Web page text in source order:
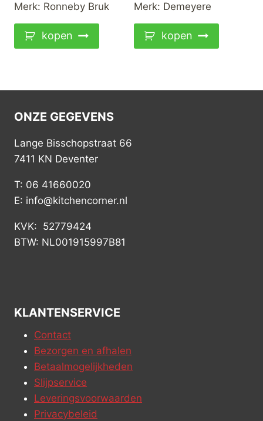
Merk: Ronneby Bruk
kopen
€129,00.
Merk: Demeyere
kopen
ONZE GEGEVENS
Lange Bisschopstraat 66
7411 KN Deventer
T: 06 41660020
E: info@kitchencorner.nl
KVK: 52779424
BTW: NL001915997B81
KLANTENSERVICE
Contact
Bezorgen en afhalen
Betaalmogelijkheden
Slijpservice
Leveringsvoorwaarden
Privacybeleid